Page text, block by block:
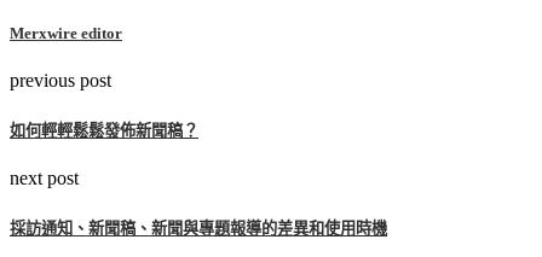
Merxwire editor
previous post
如何輕輕鬆鬆發佈新聞稿？
next post
採訪通知、新聞稿、新聞與專題報導的差異和使用時機